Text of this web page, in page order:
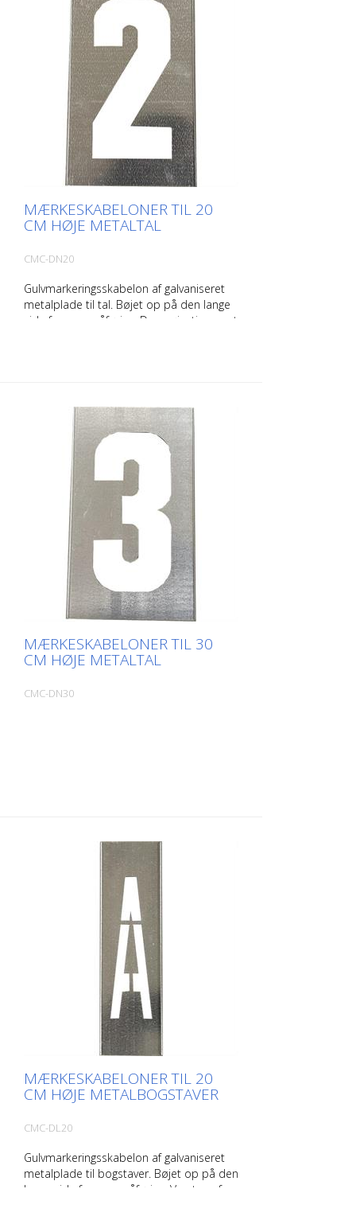
MÆRKESKABELONER TIL 20
CM HØJE METALTAL
CMC-DN20
Gulvmarkeringsskabelon af galvaniseret
metalplade til tal. Bøjet op på den lange
side for nem påføring. Den nøjagtige vægt
MÆRKESKABELONER TIL 30
CM HØJE METALTAL
CMC-DN30
MÆRKESKABELONER TIL 20
CM HØJE METALBOGSTAVER
CMC-DL20
Gulvmarkeringsskabelon af galvaniseret
metalplade til bogstaver. Bøjet op på den
lange side for nem påføring. Vægten af